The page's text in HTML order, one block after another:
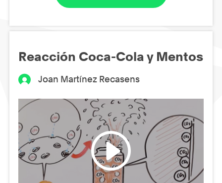
Reacción Coca-Cola y Mentos
Joan Martínez Recasens